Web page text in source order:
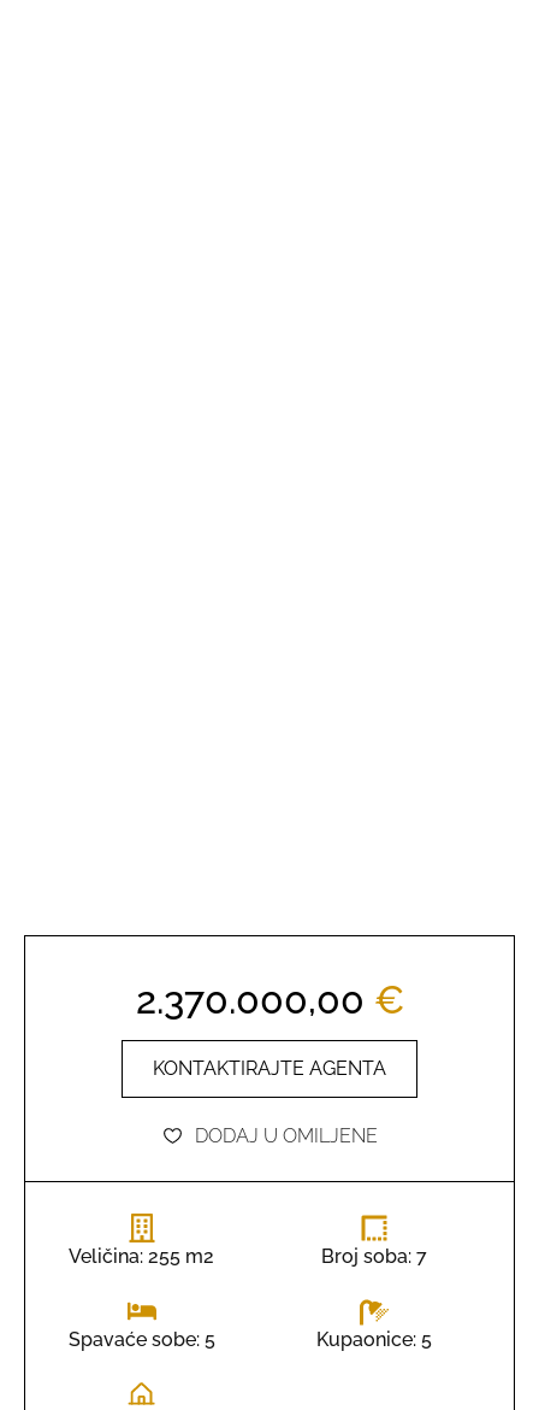
2.370.000,00 €
KONTAKTIRAJTE AGENTA
DODAJ U OMILJENE
Veličina: 255 m2 Broj soba: 7
Spavaće sobe: 5 Kupaonice: 5